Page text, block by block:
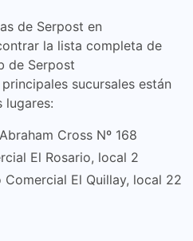
de Serpost en
la lista completa de
de Serpost
principales sucursales están
lugares:
Cross Nº 168
El Rosario, local 2
El Quillay, local 22